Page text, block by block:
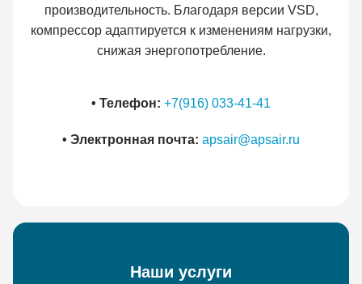
производительность. Благодаря версии VSD,
компрессор адаптируется к изменениям нагрузки,
снижая энергопотребление.
• Телефон: +7(916) 033-41-41
• Электронная почта: apsair@apsair.ru
Наши услуги